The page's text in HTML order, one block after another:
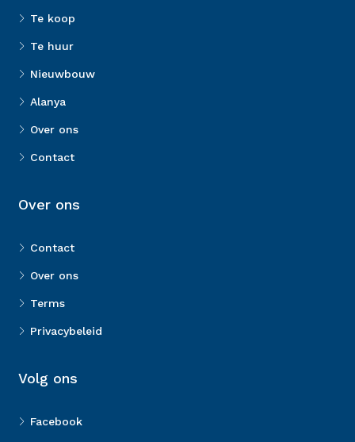
Te koop
Te huur
Nieuwbouw
Alanya
Over ons
Contact
Over ons
Contact
Over ons
Terms
Privacybeleid
Volg ons
Facebook